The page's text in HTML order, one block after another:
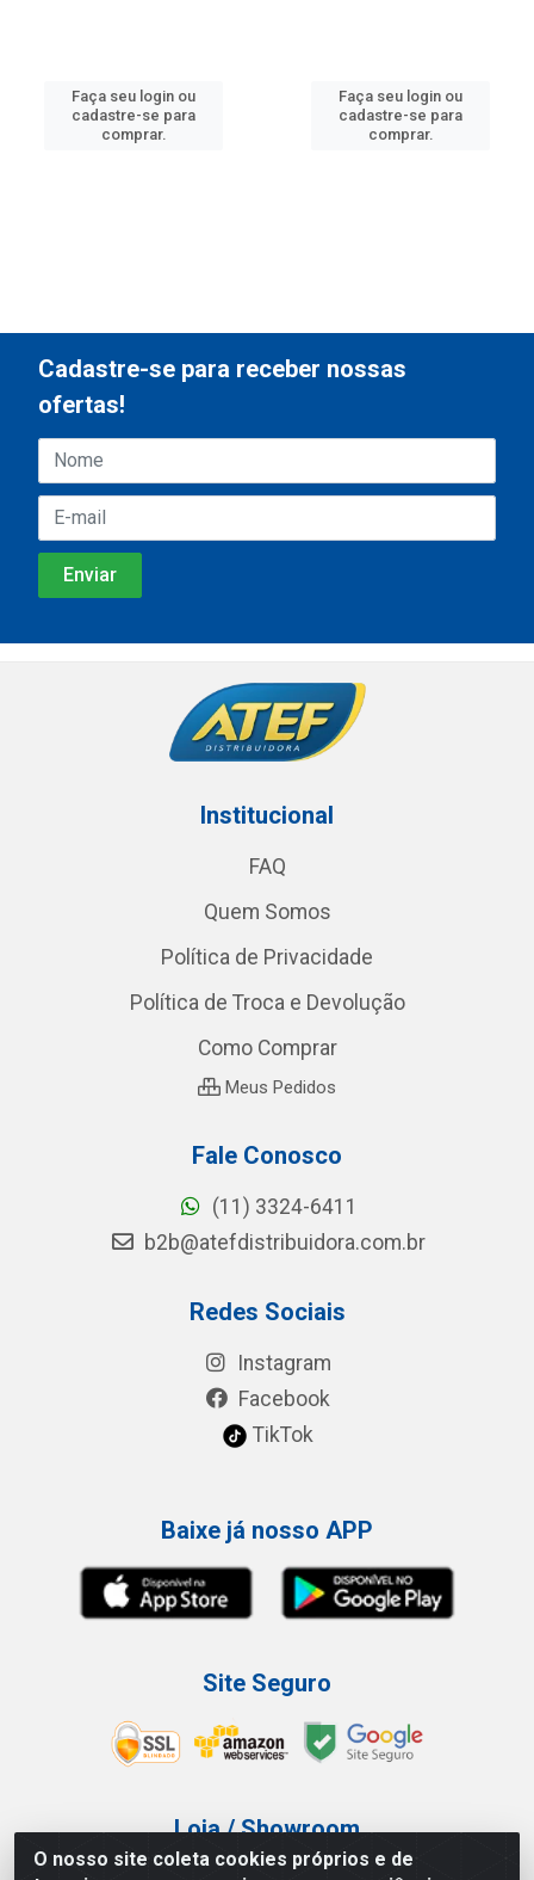
Faça seu login ou
cadastre-se para
comprar.
Faça seu login ou
cadastre-se para
comprar.
O nosso site coleta cookies próprios e de
Cadastre-se para receber nossas
ofertas!
Institucional
FAQ
Quem Somos
Política de Privacidade
Política de Troca e Devolução
Como Comprar
Meus Pedidos
Fale Conosco
(11) 3324-6411
b2b@atefdistribuidora.com.br
Redes Sociais
Instagram
Facebook
TikTok
Baixe já nosso APP
Site Seguro
Loja / Showroom
Tel.: (11) 3227-0546